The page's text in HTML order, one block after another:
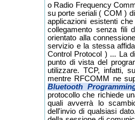
o Radio Frequency
su porte seriali ( COM )
applicazioni esistenti
collegamento senza fili
orientato alla
servizio e la stessa
Control Protocol ) ... La
punto di vista del
utilizzare. TCP, infatti,
mentre RFCOMM ne
Bluetooth
protocollo che richiede
quali avverrà lo
dell'invio di qualsiasi